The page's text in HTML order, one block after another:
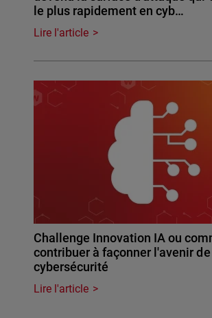
le plus rapidement en cyb…
Lire l'article
Challenge Innovation IA ou
contribuer à façonner l'avenir
cybersécurité
Lire l'article